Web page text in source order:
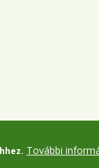
További